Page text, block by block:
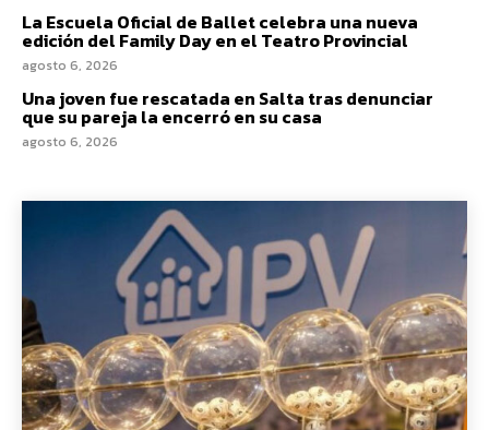
La Escuela Oficial de Ballet celebra una nueva
edición del Family Day en el Teatro Provincial
agosto 6, 2026
Una joven fue rescatada en Salta tras denunciar
que su pareja la encerró en su casa
agosto 6, 2026